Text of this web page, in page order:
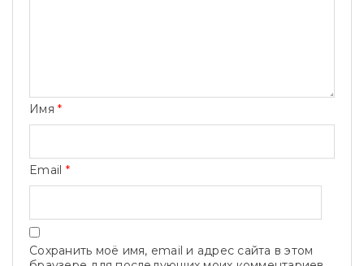
Имя *
Email *
Сохранить моё имя, email и адрес сайта в этом